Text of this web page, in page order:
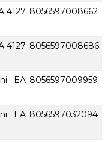
4127 8056597008662
4127 8056597008686
EA 8056597009959
EA 8056597032094